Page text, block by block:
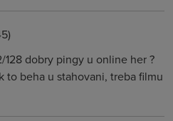
128 dobry pingy u online her ?
to beha u stahovani, treba filmu